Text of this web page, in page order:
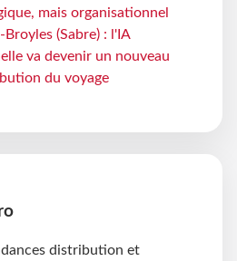
mais organisationnel
(Sabre) : l'IA
va devenir un nouveau
du voyage
distribution et